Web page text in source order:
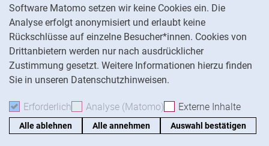
Software Matomo setzen wir keine Cookies ein. Die
Analyse erfolgt anonymisiert und erlaubt keine
Rückschlüsse auf einzelne Besucher*innen. Cookies von
Drittanbietern werden nur nach ausdrücklicher
Zustimmung gesetzt. Weitere Informationen hierzu finden
Sie in unseren Datenschutzhinweisen.
Erforderlich Erforderliche Cookies akzeptieren
Analyse (Matomo) Analyse-Cookies
Externe Inhalte
Alle ablehnen Alle annehmen Auswahl bestätigen
Datenschutz
Barrierefreiheit
Transparenter KI-Einsatz